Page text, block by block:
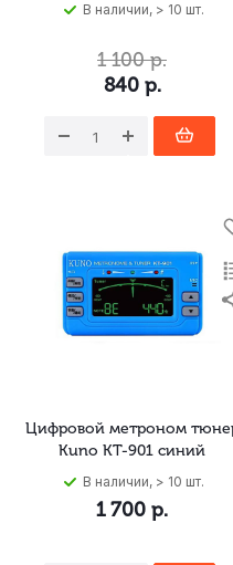
В наличии, > 10 шт.
840р.
1 100р.
Цифровой метроном
Kuno KT-901 синий
В наличии, > 10 шт.
1 700 р.